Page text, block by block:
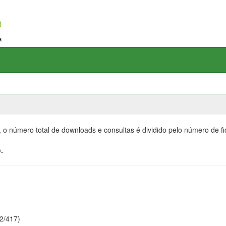
número total de downloads e consultas é dividido pelo número de
417)